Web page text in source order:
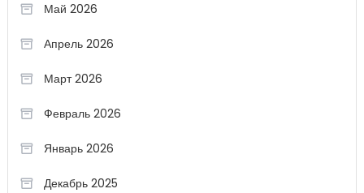
Май 2026
Апрель 2026
Март 2026
Февраль 2026
Январь 2026
Декабрь 2025